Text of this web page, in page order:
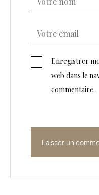
Enregistrer
web dans le
commentaire.